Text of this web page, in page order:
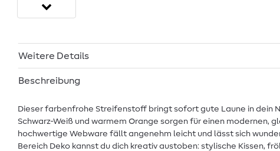
Weitere Details
Beschreibung
Dieser farbenfrohe Streifenstoff bringt sofort gute Laune in dein
Schwarz-Weiß und warmem Orange sorgen für einen modernen,
hochwertige Webware fällt angenehm leicht und lässt sich
Bereich Deko kannst du dich kreativ austoben: stylische Kissen,